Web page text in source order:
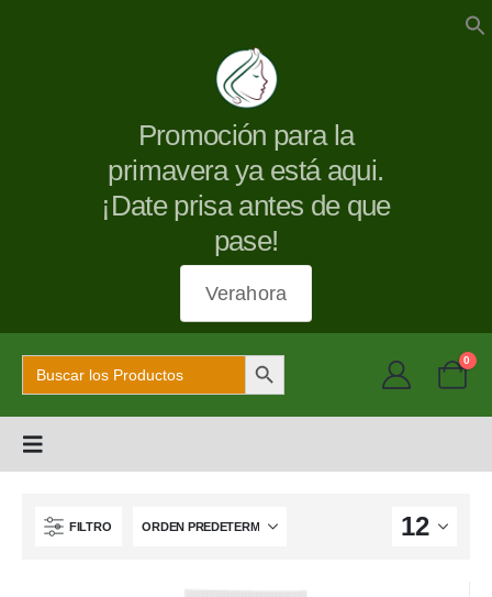
Promoción para la
primavera ya está aqui.
¡Date prisa antes de que
pase!
Verahora
Buscar: Botón de búsqueda 0
FILTRO